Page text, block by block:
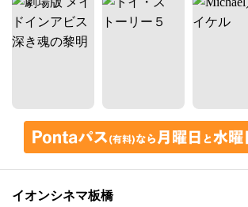
イオンシネマ板橋